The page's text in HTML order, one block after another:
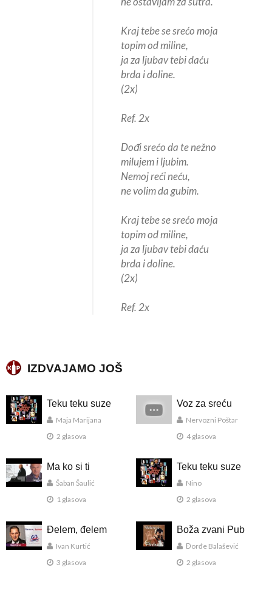
Kraj tebe se srećo moja
topim od miline,
ja za ljubav tebi daću
brda i doline.
(2x)
Ref. 2x
Dođi srećo da te nežno
milujem i ljubim.
Nemoj reći neću,
ne volim da gubim.
Kraj tebe se srećo moja
topim od miline,
ja za ljubav tebi daću
brda i doline.
(2x)
Ref. 2x
IZDVAJAMO JOŠ
Teku teku suze
Maja Marijana
2 glasova
Voz za sreću
Nervozni Poštar
4 glasova
Ma ko si ti
Šaban Šaulić
1 glasova
Teku teku suze
Nino
2 glasova
Đelem, đelem
Ivan Kurtić
3 glasova
Boža zvani Pub
Đorđe Balašević
2 glasova